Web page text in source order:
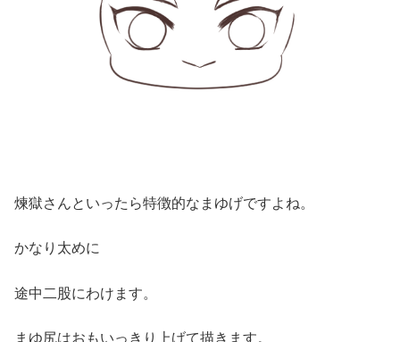
煉獄さんといったら特徴的なまゆげですよね。
かなり太めに
途中二股にわけます。
まゆ尻はおもいっきり上げて描きます。